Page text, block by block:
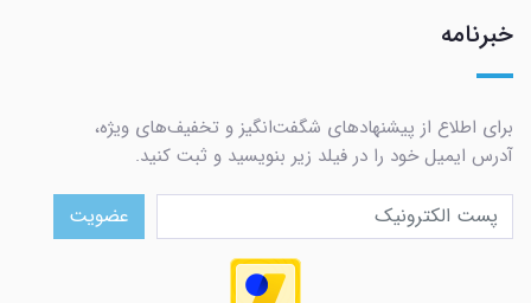
خبرنامه
برای اطلاع از پیشنهادهای شگفت‌انگیز و تخفیف‌های ویژه،
آدرس ایمیل خود را در فیلد زیر بنویسید و ثبت کنید.
عضویت